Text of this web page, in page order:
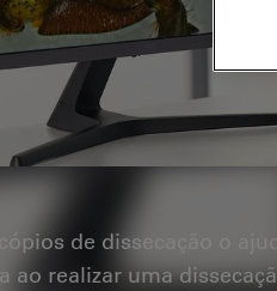
de dissecação o
ao realizar uma